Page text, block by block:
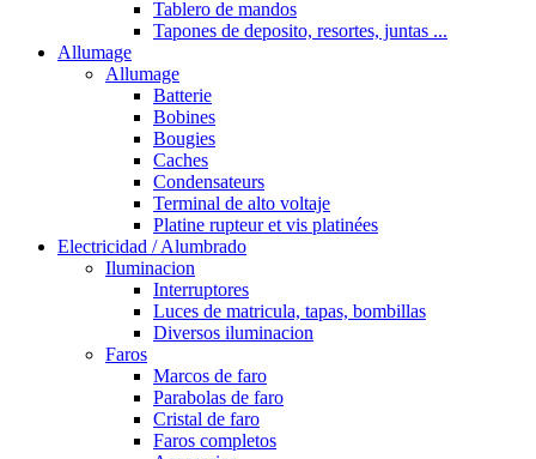
Tablero de mandos
Tapones de deposito, resortes, juntas ...
Allumage
Allumage
Batterie
Bobines
Bougies
Caches
Condensateurs
Terminal de alto voltaje
Platine rupteur et vis platinées
Electricidad / Alumbrado
Iluminacion
Interruptores
Luces de matricula, tapas, bombillas
Diversos iluminacion
Faros
Marcos de faro
Parabolas de faro
Cristal de faro
Faros completos